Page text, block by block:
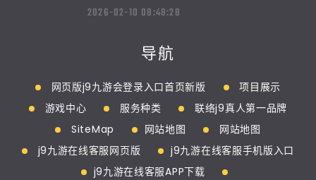
2026-02-10 08:48:28
导航
网页版j9九游会登录入口首页新版
项目展示
游戏中心
服务种类
联络j9真人第一品牌
SiteMap
网站地图
网站地图
j9九游在线客服网页版
j9九游在线客服手机版入口
j9九游在线客服APP下载